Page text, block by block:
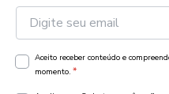
Aceito receber conteúdo e
momento. *